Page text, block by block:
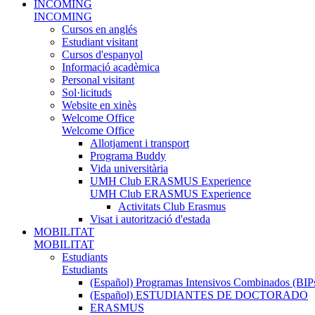
INCOMING
INCOMING
Cursos en anglés
Estudiant visitant
Cursos d'espanyol
Informació acadèmica
Personal visitant
Sol·licituds
Website en xinès
Welcome Office
Welcome Office
Allotjament i transport
Programa Buddy
Vida universitària
UMH Club ERASMUS Experience
UMH Club ERASMUS Experience
Activitats Club Erasmus
Visat i autorització d'estada
MOBILITAT
MOBILITAT
Estudiants
Estudiants
(Español) Programas Intensivos Combinados
(Español) ESTUDIANTES DE DOCTORADO
ERASMUS